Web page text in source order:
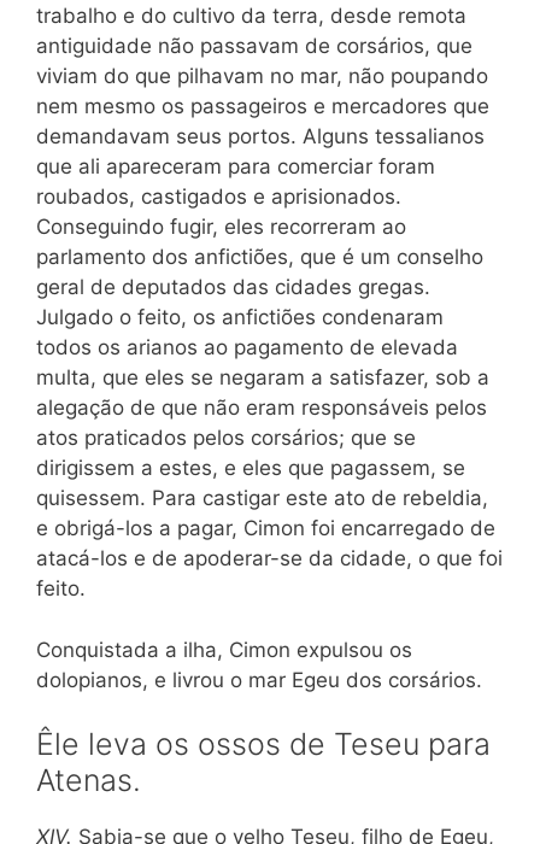
trabalho e do cultivo da terra, desde remota
antiguidade não passavam de corsários, que
viviam do que pilhavam no mar, não poupando
nem mesmo os passageiros e mercadores que
demandavam seus portos. Alguns tessalianos
que ali apareceram para comerciar foram
roubados, castigados e aprisionados.
Conseguindo fugir, eles recorreram ao
parlamento dos anfictiões, que é um conselho
geral de deputados das cidades gregas.
Julgado o feito, os anfictiões condenaram
todos os arianos ao pagamento de elevada
multa, que eles se negaram a satisfazer, sob a
alegação de que não eram responsáveis pelos
atos praticados pelos corsários; que se
dirigissem a estes, e eles que pagassem, se
quisessem. Para castigar este ato de rebeldia,
e obrigá-los a pagar, Cimon foi encarregado de
atacá-los e de apoderar-se da cidade, o que foi
feito.
Conquistada a ilha, Cimon expulsou os
dolopianos, e livrou o mar Egeu dos corsários.
Êle leva os ossos de Teseu para
Atenas.
XIV. Sabia-se que o velho Teseu, filho de Egeu,